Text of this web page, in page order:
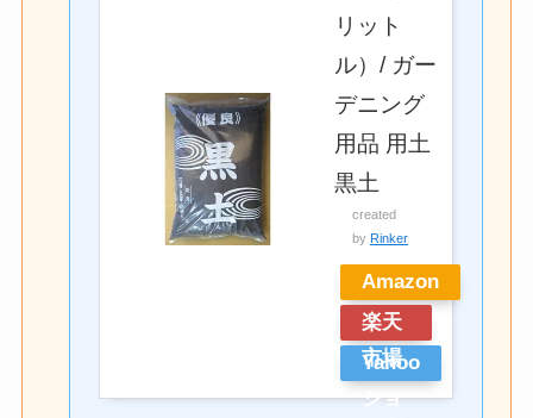
リット
ル）/ ガー
デニング
用品 用土
黒土
created
by Rinker
Amazon
楽天
市場
Yahoo
ショ